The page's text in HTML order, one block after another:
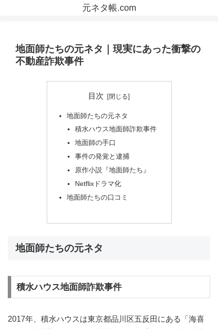
元ネタ帳.com
地面師たちの元ネタ｜現実にあった衝撃の
不動産詐欺事件
目次
地面師たちの元ネタ
積水ハウス地面師詐欺事件
地面師の手口
事件の発覚と逮捕
原作小説『地面師たち』
Netflixドラマ化
地面師たちの口コミ
地面師たちの元ネタ
積水ハウス地面師詐欺事件
2017年、積水ハウスは東京都品川区五反田にある「海喜